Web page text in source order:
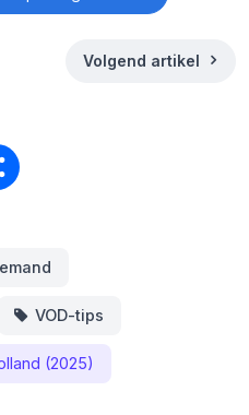
Volgend artikel
VOD-tips
(2025)